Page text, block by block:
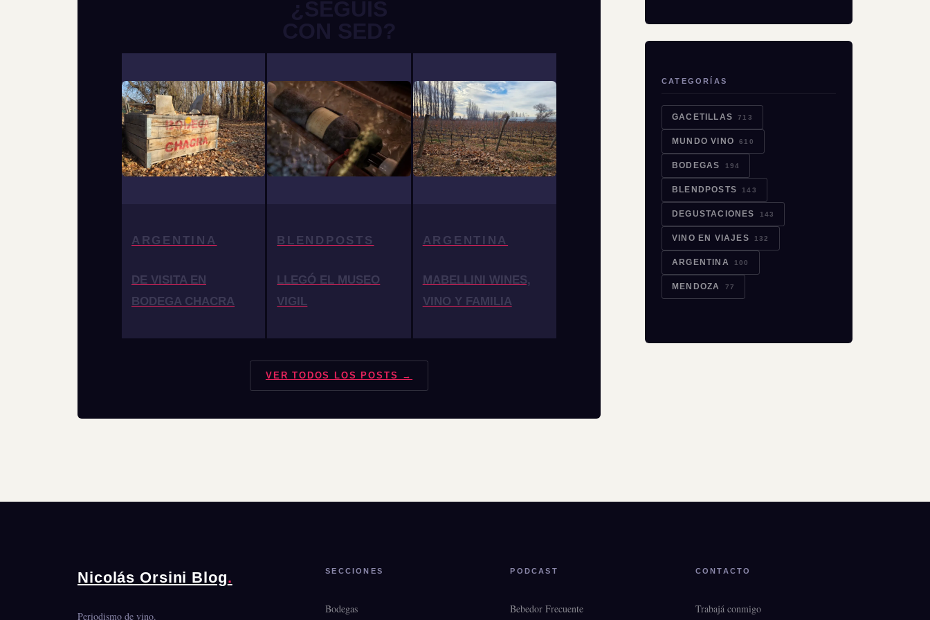
¿SEGUÍS
CON SED?
ARGENTINA
DE VISITA EN
BODEGA CHACRA
BLENDPOSTS
LLEGÓ EL MUSEO
VIGIL
ARGENTINA
MABELLINI WINES,
VINO Y FAMILIA
VER TODOS LOS POSTS →
CATEGORÍAS
GACETILLAS 713
MUNDO VINO 610
BODEGAS 194
BLENDPOSTS 143
DEGUSTACIONES 143
VINO EN VIAJES 132
ARGENTINA 100
MENDOZA 77
Nicolás Orsini Blog.
Periodismo de vino.
SECCIONES
Bodegas
PODCAST
Bebedor Frecuente
CONTACTO
Trabajá conmigo